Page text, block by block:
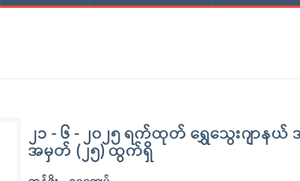
၂၁ - ၆ - ၂၀၂၅ ရက်ထုတ် ရွှေသွေးဂျာနယ်
အမှတ် (၂၅) ထွက်ရှိ